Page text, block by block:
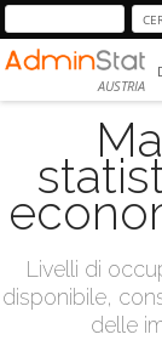
AUSTRIA
Livelli di
disponibile,
delle